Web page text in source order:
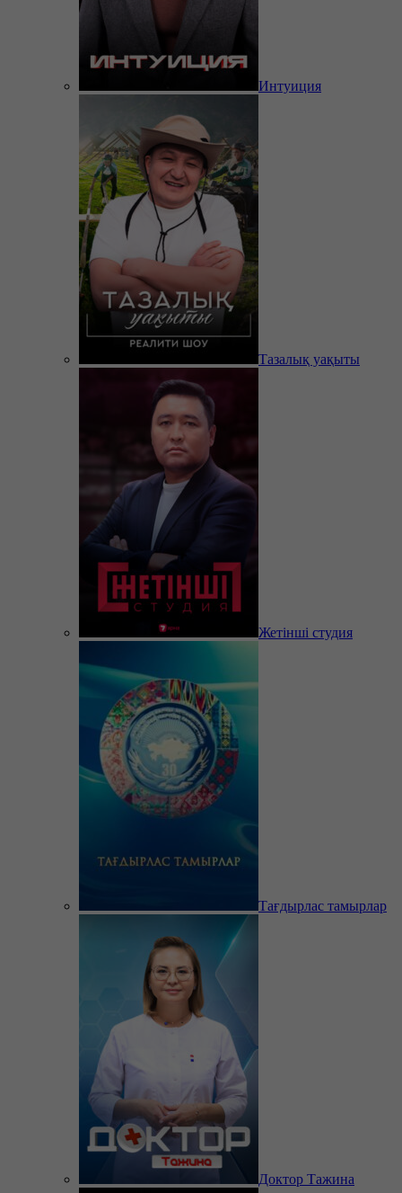
Интуиция
Тазалық уақыты
Жетінші студия
Тағдырлас тамырлар
Доктор Тажина